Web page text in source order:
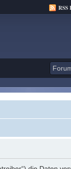
RSS